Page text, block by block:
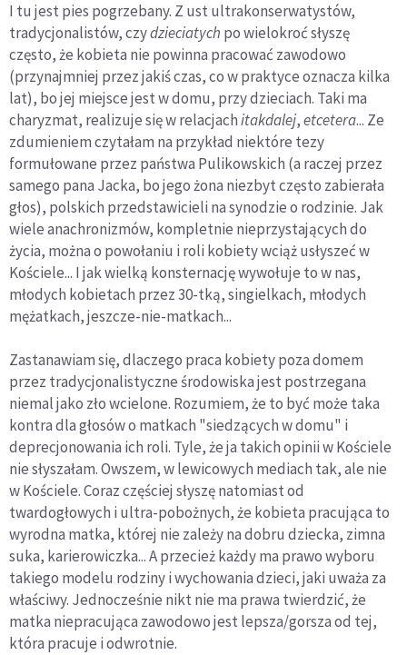
I tu jest pies pogrzebany. Z ust ultrakonserwatystów,
tradycjonalistów, czydzieciatych po wielokroć słyszę
często, że kobieta nie powinna pracować zawodowo
(przynajmniej przez jakiś czas, co w praktyce oznacza kilka
lat), bo jej miejsce jest w domu, przy dzieciach. Taki ma
charyzmat, realizuje się w relacjachitakdalej,etcetera... Ze
zdumieniem czytałam na przykład niektóre tezy
formułowane przez państwa Pulikowskich (a raczej przez
samego pana Jacka, bo jego żona niezbyt często zabierała
głos), polskich przedstawicieli na synodzie o rodzinie. Jak
wiele anachronizmów, kompletnie nieprzystających do
życia, można o powołaniu i roli kobiety wciąż usłyszeć w
Kościele... I jak wielką konsternację wywołuje to w nas,
młodych kobietach przez 30-tką, singielkach, młodych
mężatkach, jeszcze-nie-matkach...
Zastanawiam się, dlaczego praca kobiety poza domem
przez tradycjonalistyczne środowiska jest postrzegana
niemal jako zło wcielone. Rozumiem, że to być może taka
kontra dla głosów o matkach "siedzących w domu" i
deprecjonowania ich roli. Tyle, że ja takich opinii w Kościele
nie słyszałam. Owszem, w lewicowych mediach tak, ale nie
w Kościele. Coraz częściej słyszę natomiast od
twardogłowych i ultra-pobożnych, że kobieta pracująca to
wyrodna matka, której nie zależy na dobru dziecka, zimna
suka, karierowiczka... A przecież każdy ma prawo wyboru
takiego modelu rodziny i wychowania dzieci, jaki uważa za
właściwy. Jednocześnie nikt nie ma prawa twierdzić, że
matka niepracująca zawodowo jest lepsza/gorsza od tej,
która pracuje i odwrotnie.